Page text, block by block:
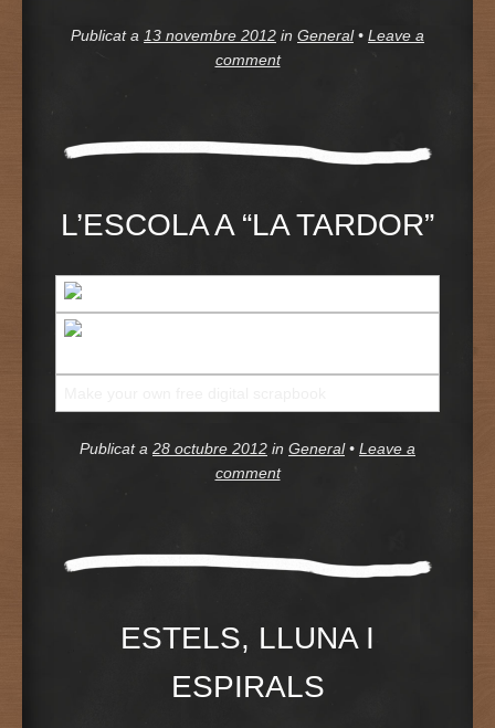
Publicat a 13 novembre 2012 in General • Leave a
comment
L’ESCOLA A “LA TARDOR”
Publicat a 28 octubre 2012 in General • Leave a
comment
ESTELS, LLUNA I
ESPIRALS